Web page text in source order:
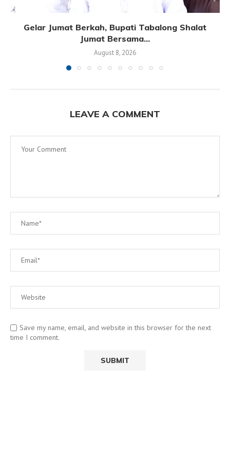
Gelar Jumat Berkah, Bupati Tabalong Shalat
Jumat Bersama...
August 8, 2026
LEAVE A COMMENT
Save my name, email, and website in this browser for the next
time I comment.